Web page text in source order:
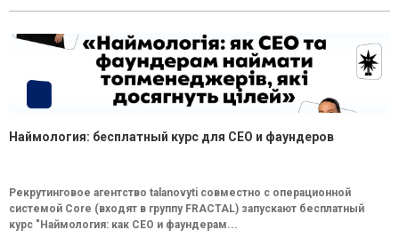
Наймология: бесплатный курс для CEO и фаундеров
Рекрутинговое агентство talanovyti совместно с операционной
системой Core (входят в группу FRACTAL) запускают бесплатный
курс "Наймология: как СEO и фаундерам...